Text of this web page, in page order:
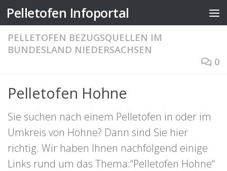
Zum Inhalt springen
Pelletofen Infoportal
PELLETOFEN BEZUGSQUELLEN IM
BUNDESLAND NIEDERSACHSEN
0
Pelletofen Hohne
Sie suchen nach einem Pelletofen in oder im
Umkreis von Hohne? Dann sind Sie hier
richtig. Wir haben Ihnen nachfolgend einige
Links rund um das Thema:“Pelletofen Hohne“